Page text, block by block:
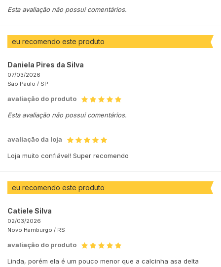
Esta avaliação não possui comentários.
eu recomendo este produto
Daniela Pires da Silva
07/03/2026
São Paulo / SP
avaliação do produto
Esta avaliação não possui comentários.
avaliação da loja
Loja muito confiável! Super recomendo
eu recomendo este produto
Catiele Silva
02/03/2026
Novo Hamburgo / RS
avaliação do produto
Linda, porém ela é um pouco menor que a calcinha asa delta